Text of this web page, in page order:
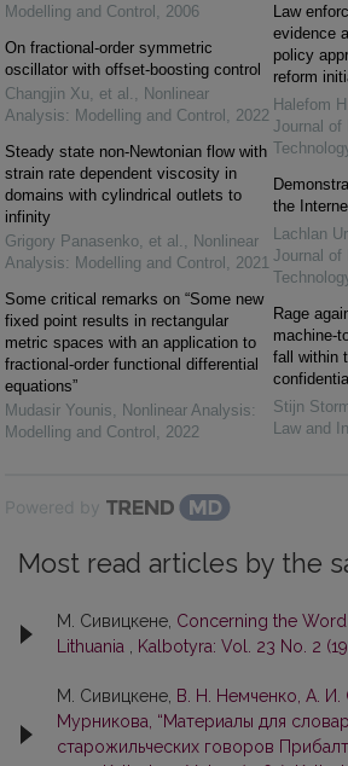
Modelling and Control , 2006
On fractional-order symmetric
oscillator with offset-boosting control
Changjin Xu, et al. , Nonlinear
Analysis: Modelling and Control , 2022
Steady state non-Newtonian flow with
strain rate dependent viscosity in
domains with cylindrical outlets to
infinity
Grigory Panasenko, et al. , Nonlinear
Analysis: Modelling and Control , 2021
Some critical remarks on “Some new
fixed point results in rectangular
metric spaces with an application to
fractional-order functional differential
equations”
Mudasir Younis, Nonlinear Analysis:
Modelling and Control , 2022
Law
evidence
policy
reform
Halefom
Journal of
the
Lachlan
Journal of
Rage
machine-
fall within
Stijn
Law and
Powered by
Most read articles by the
М. Сивицкене, Concerning the
Lithuania
Kalbotyra: Vol. 23 No. 2
М. Сивицкене, В. Н. Немченко, А. И.
Мурникова, “Материалы для
старожильческих говоров